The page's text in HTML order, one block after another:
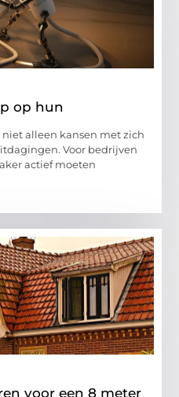
op hun
alleen kansen met zich
Voor bedrijven
actief moeten
voor een 8 meter